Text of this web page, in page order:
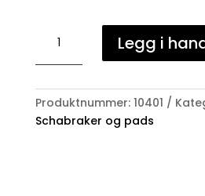
schabrak
antall
Legg i
Produktnummer: 10401
Schabraker og pads